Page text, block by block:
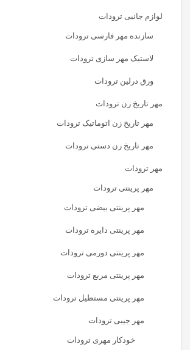
لوازم جانبی ترودات
سازنده مهر فارسی ترودات
لاستیک مهر سازی ترودات
ورق درلین ترودات
مهر تاریخ زن ترودات
مهر تاریخ زن اتوماتیک ترودات
مهر تاریخ زن دستی ترودات
مهر ترودات
مهر پرینتی ترودات
مهر پرینتی بیضی ترودات
مهر پرینتی دایره ترودات
مهر پرینتی دورمی ترودات
مهر پرینتی مربع ترودات
مهر پرینتی مستطیل ترودات
مهر جیبی ترودات
خودکار مهری ترودات